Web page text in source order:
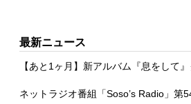
最新ニュース
ネットラジオ番組「Soso’s Radio」第